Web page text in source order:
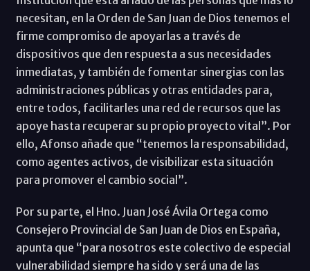
necesitan, en la Orden de San Juan de Dios tenemos el
firme compromiso de apoyarlas a través de
dispositivos que den respuesta a sus necesidades
inmediatas, y también de fomentar sinergias con las
administraciones públicas y otras entidades para,
entre todos, facilitarles una red de recursos que las
apoye hasta recuperar su propio proyecto vital”. Por
ello, Afonso añade que “tenemos la responsabilidad,
como agentes activos, de visibilizar esta situación
para promover el cambio social”.
Por su parte, el Hno. Juan José Ávila Ortega como
Consejero Provincial de San Juan de Dios en España,
apunta que “para nosotros este colectivo de especial
vulnerabilidad siempre ha sido y será una de las